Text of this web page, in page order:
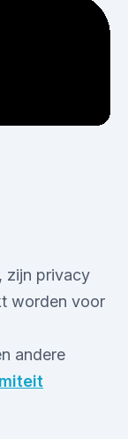
zijn privacy
worden voor
andere